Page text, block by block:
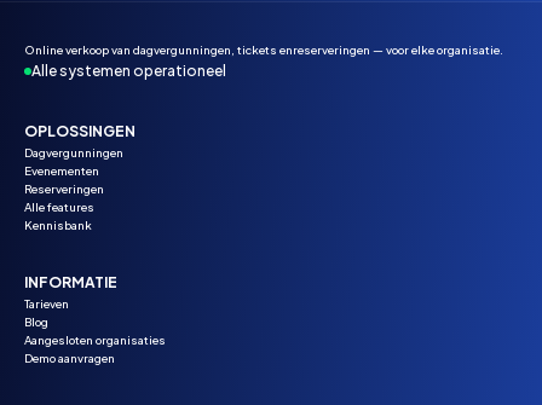
Online verkoop van dagvergunningen, tickets enreserveringen — voor elke organisatie.
Alle systemen operationeel
OPLOSSINGEN
Dagvergunningen
Evenementen
Reserveringen
Alle features
Kennisbank
INFORMATIE
Tarieven
Blog
Aangesloten organisaties
Demo aanvragen